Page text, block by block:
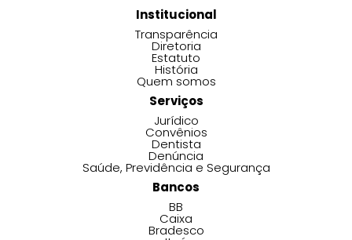
Institucional
Transparência
Diretoria
Estatuto
História
Quem somos
Serviços
Jurídico
Convênios
Dentista
Denúncia
Saúde, Previdência e Segurança
Bancos
BB
Caixa
Bradesco